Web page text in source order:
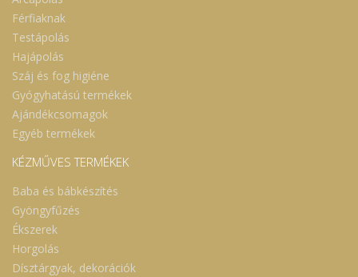
Férfiaknak
Testápolás
Hajápolás
Száj és fog higiéne
Gyógyhatású termékek
Ajándékcsomagok
Egyéb termékek
KÉZMŰVES TERMÉKEK
Baba és bábkészítés
Gyöngyfűzés
Ékszerek
Horgolás
Dísztárgyak, dekorációk